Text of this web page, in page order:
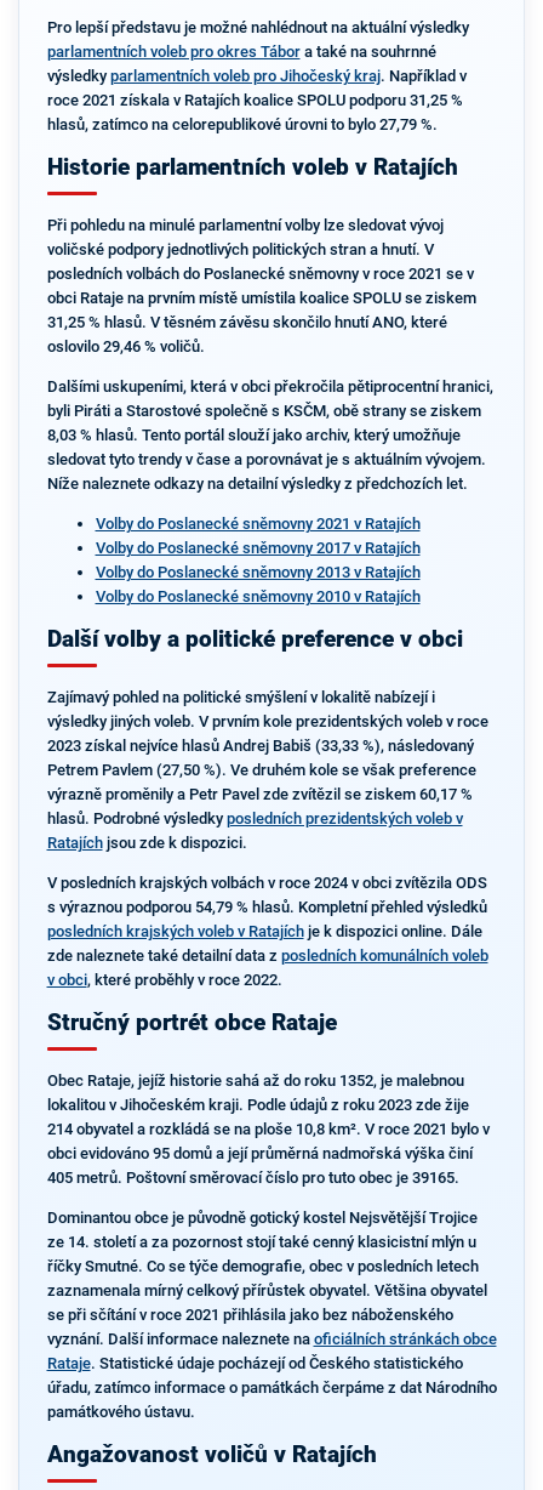
Pro lepší představu je možné nahlédnout na aktuální výsledky
parlamentních voleb pro okres Tábora také na souhrnné
výsledky parlamentních voleb pro Jihočeský kraj. Například v
roce 2021 získala v Ratajích koalice SPOLU podporu 31,25 %
hlasů, zatímco na celorepublikové úrovni to bylo 27,79 %.
Historie parlamentních voleb v Ratajích
Při pohledu na minulé parlamentní volby lze sledovat vývoj
voličské podpory jednotlivých politických stran a hnutí. V
posledních volbách do Poslanecké sněmovny v roce 2021 se v
obci Rataje na prvním místě umístila koalice SPOLU se ziskem
31,25 % hlasů. V těsném závěsu skončilo hnutí ANO, které
oslovilo 29,46 % voličů.
Dalšími uskupeními, která v obci překročila pětiprocentní hranici,
byli Piráti a Starostové společně s KSČM, obě strany se ziskem
8,03 % hlasů. Tento portál slouží jako archiv, který umožňuje
sledovat tyto trendy v čase a porovnávat je s aktuálním vývojem.
Níže naleznete odkazy na detailní výsledky z předchozích let.
Volby do Poslanecké sněmovny 2021 v Ratajích
Volby do Poslanecké sněmovny 2017 v Ratajích
Volby do Poslanecké sněmovny 2013 v Ratajích
Volby do Poslanecké sněmovny 2010 v Ratajích
Další volby a politické preference v obci
Zajímavý pohled na politické smýšlení v lokalitě nabízejí i
výsledky jiných voleb. V prvním kole prezidentských voleb v roce
2023 získal nejvíce hlasů Andrej Babiš (33,33 %), následovaný
Petrem Pavlem (27,50 %). Ve druhém kole se však preference
výrazně proměnily a Petr Pavel zde zvítězil se ziskem 60,17 %
hlasů. Podrobné výsledky posledních prezidentských voleb v
Ratajíchjsou zde k dispozici.
V posledních krajských volbách v roce 2024 v obci zvítězila ODS
s výraznou podporou 54,79 % hlasů. Kompletní přehled výsledků
posledních krajských voleb v Ratajíchje k dispozici online. Dále
zde naleznete také detailní data z posledních komunálních voleb
v obci, které proběhly v roce 2022.
Stručný portrét obce Rataje
Obec Rataje, jejíž historie sahá až do roku 1352, je malebnou
lokalitou v Jihočeském kraji. Podle údajů z roku 2023 zde žije
214 obyvatel a rozkládá se na ploše 10,8 km². V roce 2021 bylo v
obci evidováno 95 domů a její průměrná nadmořská výška činí
405 metrů. Poštovní směrovací číslo pro tuto obec je 39165.
Dominantou obce je původně gotický kostel Nejsvětější Trojice
ze 14. století a za pozornost stojí také cenný klasicistní mlýn u
říčky Smutné. Co se týče demografie, obec v posledních letech
zaznamenala mírný celkový přírůstek obyvatel. Většina obyvatel
se při sčítání v roce 2021 přihlásila jako bez náboženského
vyznání. Další informace naleznete na oficiálních stránkách obce
Rataje. Statistické údaje pocházejí od Českého statistického
úřadu, zatímco informace o památkách čerpáme z dat Národního
památkového ústavu.
Angažovanost voličů v Ratajích